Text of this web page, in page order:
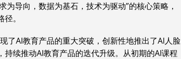
为导向，数据为基石，技术为驱动”的核心策略，
。
了AI教育产品的重大突破，创新性地推出了AI人脸
续推动AI教育产品的迭代升级。从初期的AI课程